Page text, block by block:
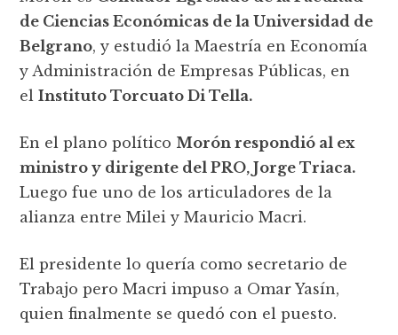
de Ciencias Económicas de la Universidad de
Belgrano, y estudió la Maestría en Economía
y Administración de Empresas Públicas, en
elInstituto Torcuato Di Tella.
En el plano político Morón respondió al ex
ministro y dirigente del PRO, Jorge Triaca.
Luego fue uno de los articuladores de la
alianza entre Milei y Mauricio Macri.
El presidente lo quería como secretario de
Trabajo pero Macri impuso a Omar Yasín,
quien finalmente se quedó con el puesto.